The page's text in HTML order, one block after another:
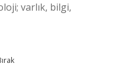
varlık, bilgi,